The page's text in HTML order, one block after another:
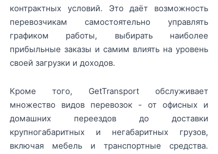
контрактных условий. Это даёт возможность
перевозчикам самостоятельно управлять
графиком работы, выбирать наиболее
прибыльные заказы и самим влиять на уровень
своей загрузки и доходов.
Кроме того, GetTransport обслуживает
множество видов перевозок - от офисных и
домашних переездов до доставки
крупногабаритных и негабаритных грузов,
включая мебель и транспортные средства.